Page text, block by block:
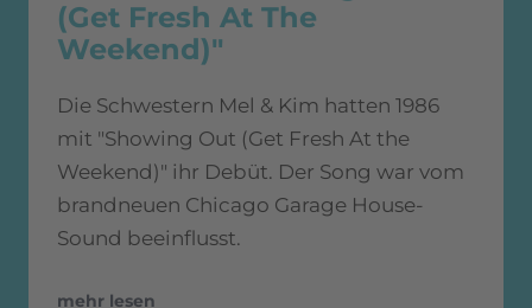
(Get Fresh At The
Weekend)"
Die Schwestern Mel & Kim hatten 1986
mit "Showing Out (Get Fresh At the
Weekend)" ihr Debüt. Der Song war vom
brandneuen Chicago Garage House-
Sound beeinflusst.
mehr lesen